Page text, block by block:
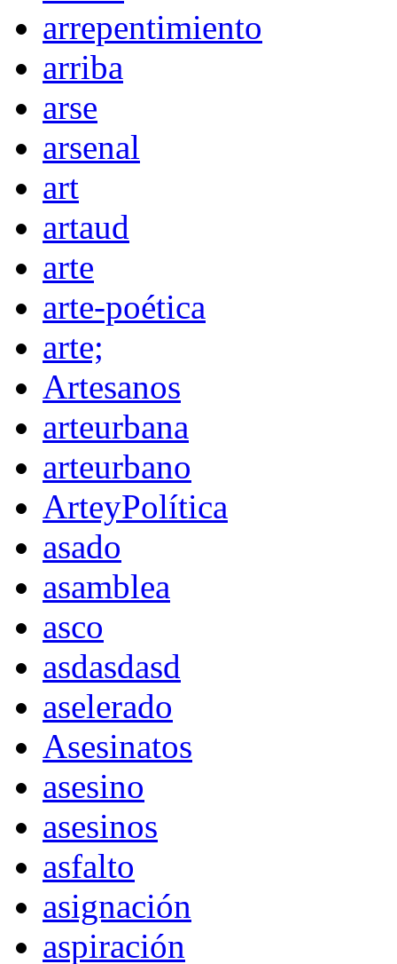
arrepentimiento
arriba
arse
arsenal
art
artaud
arte
arte-poética
arte;
Artesanos
arteurbana
arteurbano
ArteyPolítica
asado
asamblea
asco
asdasdasd
aselerado
Asesinatos
asesino
asesinos
asfalto
asignación
aspiración